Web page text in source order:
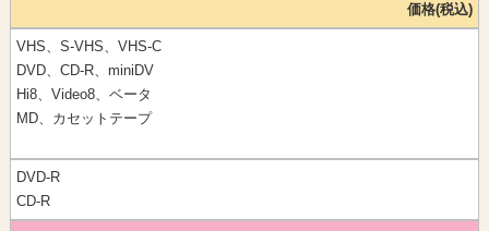
価格(税込)
VHS、S-VHS、VHS-C
DVD、CD-R、miniDV
Hi8、Video8、ベータ
MD、カセットテープ
DVD-R
CD-R